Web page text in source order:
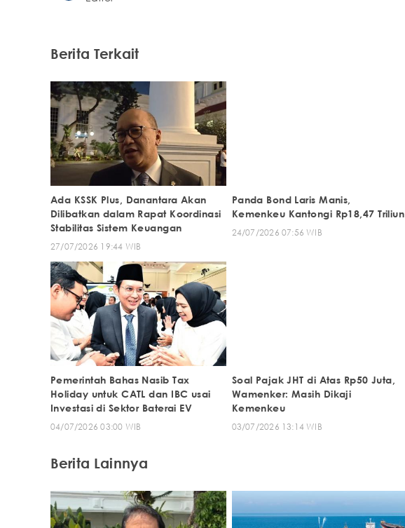
Berita Terkait
Ada KSSK Plus, Danantara Akan
Dilibatkan dalam Rapat Koordinasi
Stabilitas Sistem Keuangan
27/07/2026 19:44 WIB
Panda Bond Laris Manis,
Kemenkeu Kantongi Rp18,47 Triliun
24/07/2026 07:56 WIB
Pemerintah Bahas Nasib Tax
Holiday untuk CATL dan IBC usai
Investasi di Sektor Baterai EV
04/07/2026 03:00 WIB
Soal Pajak JHT di Atas Rp50 Juta,
Wamenker: Masih Dikaji
Kemenkeu
03/07/2026 13:14 WIB
Berita Lainnya